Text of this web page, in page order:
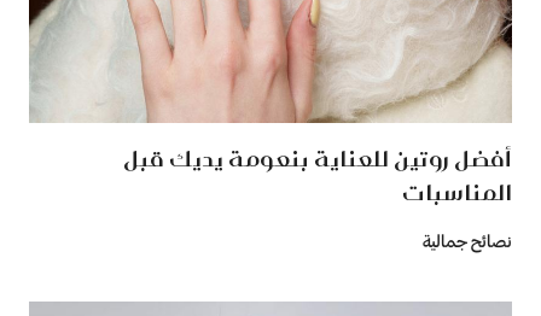
أفضل روتين للعناية بنعومة يديك قبل
المناسبات
نصائح جمالية